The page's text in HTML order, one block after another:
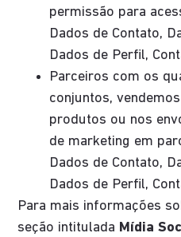
permissão para
Dados de Contato,
Dados de Perfil,
Parceiros com os
conjuntos,
produtos ou nos
de marketing em
Dados de Contato,
Dados de Perfil,
Para mais informações
seção intitulada Mídia